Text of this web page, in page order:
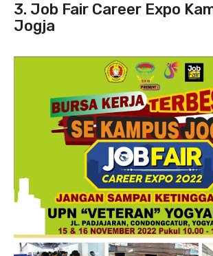
3. Job Fair Career Expo
Jogja